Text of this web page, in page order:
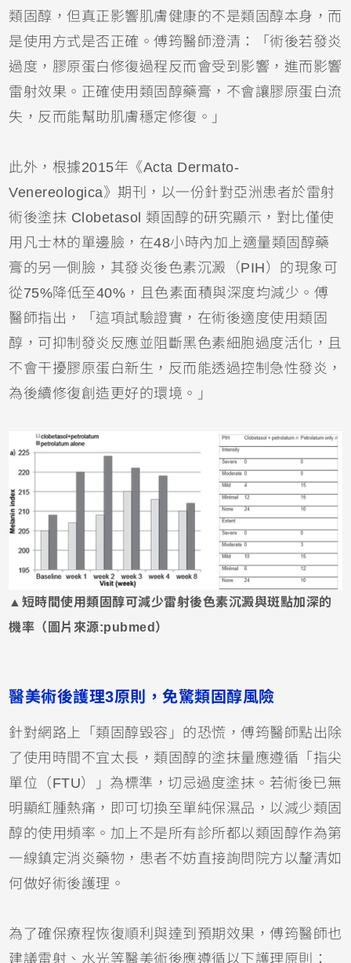
類固醇，但真正影響肌膚健康的不是類固醇本身，而
是使用方式是否正確。傅筠醫師澄清：「術後若發炎
過度，膠原蛋白修復過程反而會受到影響，進而影響
雷射效果。正確使用類固醇藥膏，不會讓膠原蛋白流
失，反而能幫助肌膚穩定修復。」
此外，根據2015年《Acta Dermato-
Venereologica》期刊，以一份針對亞洲患者於雷射
術後塗抹 Clobetasol 類固醇的研究顯示，對比僅使
用凡士林的單邊臉，在48小時內加上適量類固醇藥
膏的另一側臉，其發炎後色素沉澱（PIH）的現象可
從75%降低至40%，且色素面積與深度均減少。傅
醫師指出，「這項試驗證實，在術後適度使用類固
醇，可抑制發炎反應並阻斷黑色素細胞過度活化，且
不會干擾膠原蛋白新生，反而能透過控制急性發炎，
為後續修復創造更好的環境。」
▲短時間使用類固醇可減少雷射後色素沉澱與斑點加深的
機率（圖片來源:pubmed）
醫美術後護理3原則，免驚類固醇風險
針對網路上「類固醇毀容」的恐慌，傅筠醫師點出除
了使用時間不宜太長，類固醇的塗抹量應遵循「指尖
單位（FTU）」為標準，切忌過度塗抹。若術後已無
明顯紅腫熱痛，即可切換至單純保濕品，以減少類固
醇的使用頻率。加上不是所有診所都以類固醇作為第
一線鎮定消炎藥物，患者不妨直接詢問院方以釐清如
何做好術後護理。
為了確保療程恢復順利與達到預期效果，傅筠醫師也
建議雷射、水光等醫美術後應遵循以下護理原則：